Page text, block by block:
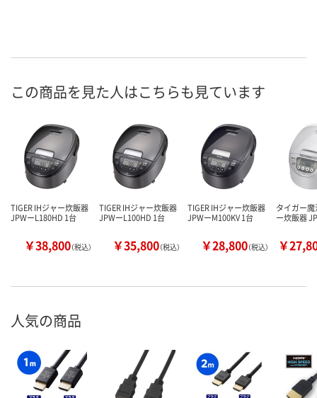
この商品を見た人はこちらも見ています
TIGER IHジャー炊飯器
JPWーL180HD 1台
￥38,800（税込）
TIGER IHジャー炊飯器
JPWーL100HD 1台
￥35,800（税込）
TIGER IHジャー炊飯器
JPWーM100KV 1台
￥28,800（税込）
タイガー
ー炊飯器
￥
人気の商品